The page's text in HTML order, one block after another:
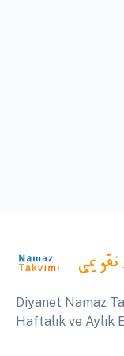
Diyanet Namaz